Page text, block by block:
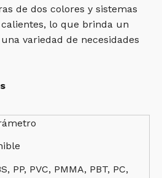
de dos colores y sistemas
lo que brinda un
variedad de necesidades
PP, PVC, PMMA, PBT, PC,